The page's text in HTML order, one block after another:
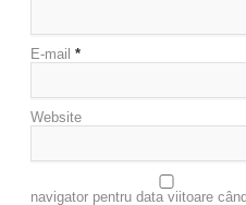
E-mail *
Website
navigator pentru data viitoare